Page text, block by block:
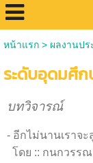
หน้าแรก> ผลงานป
ระดับอุดมศึก
บทวิจารณ์
- อีกไม่นานเราจ
โดย :: กนกวรร